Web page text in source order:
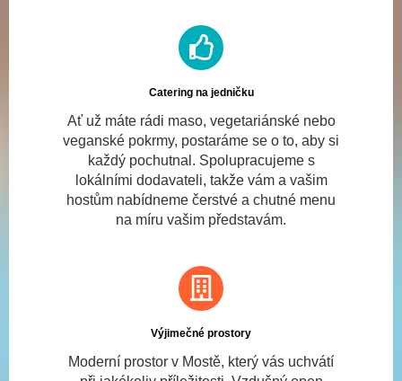
Catering na jedničku
Ať už máte rádi maso, vegetariánské nebo
veganské pokrmy, postaráme se o to, aby si
každý pochutnal. Spolupracujeme s
lokálními dodavateli, takže vám a vašim
hostům nabídneme čerstvé a chutné menu
na míru vašim představám.
Výjimečné prostory
Moderní prostor v Mostě, který vás uchvátí